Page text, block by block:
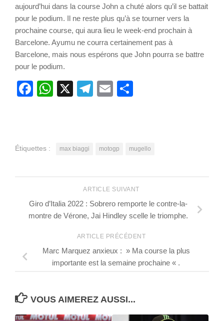
aujourd’hui dans la course John a chuté alors qu’il se battait
pour le podium. Il ne reste plus qu’à se tourner vers la
prochaine course, qui aura lieu le week-end prochain à
Barcelone. Ayumu ne courra certainement pas à
Barcelone, mais nous espérons que John pourra se battre
pour le podium.
Facebook
WhatsApp
X Telegram
Email
Étiquettes : max biaggi motogp mugello
ARTICLE SUIVANT
Giro d’Italia 2022 : Sobrero remporte le contre-la-
montre de Vérone, Jai Hindley scelle le triomphe.
ARTICLE PRÉCÉDENT
Marc Marquez anxieux : » Ma course la plus
importante est la semaine prochaine « .
VOUS AIMEREZ AUSSI...